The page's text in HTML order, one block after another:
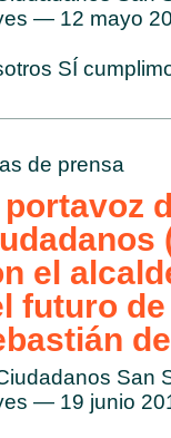
— 12 mayo
SÍ
de prensa
portavoz
el
futuro de
San
— 19 junio